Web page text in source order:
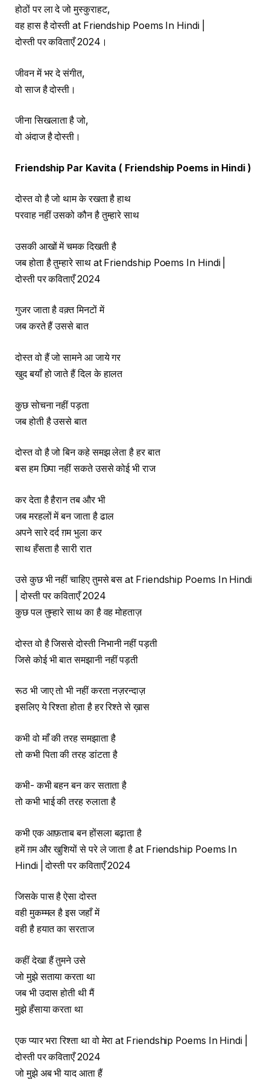
होठों पर ला दे जो मुस्कुराहट,
वह हास है दोस्ती at Friendship Poems In Hindi |
दोस्ती पर कविताएँ 2024।
जीवन में भर दे संगीत,
वो साज है दोस्ती।
जीना सिखलाता है जो,
वो अंदाज है दोस्ती।
Friendship Par Kavita ( Friendship Poems in Hindi )
दोस्त वो है जो थाम के रखता है हाथ
परवाह नहीं उसको कौन है तुम्हारे साथ
उसकी आखों में चमक दिखती है
जब होता है तुम्हारे साथ at Friendship Poems In Hindi |
दोस्ती पर कविताएँ 2024
गुजर जाता है वक़्त मिनटों में
जब करते हैं उससे बात
दोस्त वो हैं जो सामने आ जाये गर
खुद बयाँ हो जाते हैं दिल के हालत
कुछ सोचना नहीं पड़ता
जब होती है उससे बात
दोस्त वो है जो बिन कहे समझ लेता है हर बात
बस हम छिपा नहीं सकते उससे कोई भी राज
कर देता है हैरान तब और भी
जब मरहलों में बन जाता है ढाल
अपने सारे दर्द ग़म भुला कर
साथ हँसता है सारी रात
उसे कुछ भी नहीं चाहिए तुमसे बस at Friendship Poems In Hindi
| दोस्ती पर कविताएँ 2024
कुछ पल तुम्हारे साथ का है वह मोहताज़
दोस्त वो है जिससे दोस्ती निभानी नहीं पड़ती
जिसे कोई भी बात समझानी नहीं पड़ती
रूठ भी जाए तो भी नहीं करता नज़रन्दाज़
इसलिए ये रिश्ता होता है हर रिश्ते से ख़ास
कभी वो माँ की तरह समझाता है
तो कभी पिता की तरह डांटता है
कभी- कभी बहन बन कर सताता है
तो कभी भाई की तरह रुलाता है
कभी एक आफ़ताब बन होंसला बढ़ाता है
हमें ग़म और खुशियों से परे ले जाता है at Friendship Poems In
Hindi | दोस्ती पर कविताएँ 2024
जिसके पास है ऐसा दोस्त
वही मुकम्मल है इस जहाँ में
वही है हयात का सरताज
कहीं देखा हैं तुमने उसे
जो मुझे सताया करता था
जब भी उदास होती थी मैं
मुझे हँसाया करता था
एक प्यार भरा रिश्ता था वो मेरा at Friendship Poems In Hindi |
दोस्ती पर कविताएँ 2024
जो मुझे अब भी याद आता हैं